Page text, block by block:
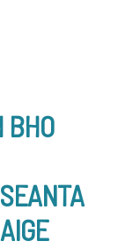
BHO